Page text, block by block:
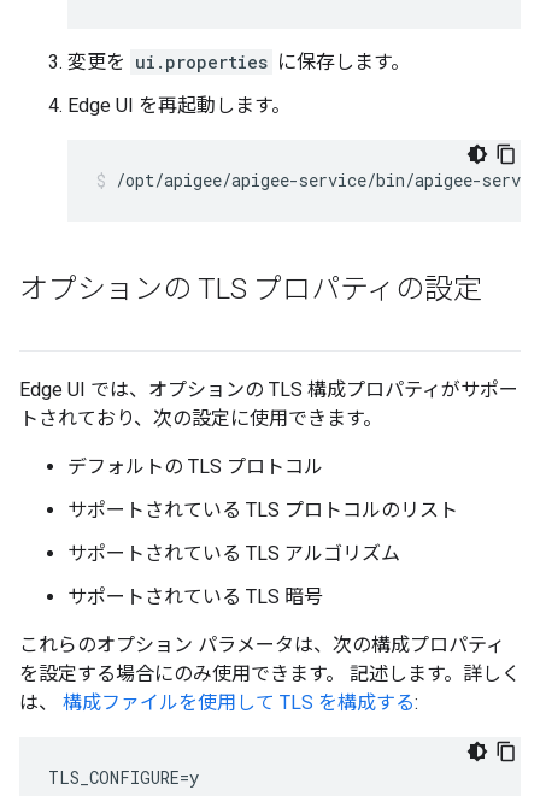
変更を ui.properties に保存します。
Edge UI を再起動します。
/opt/apigee/apigee-service/bin/apigee-
オプションの TLS プロパティの設定
Edge UI では、オプションの TLS 構成プロパティがサポー
トされており、次の設定に使用できます。
デフォルトの TLS プロトコル
サポートされている TLS プロトコルのリスト
サポートされている TLS アルゴリズム
サポートされている TLS 暗号
これらのオプション パラメータは、次の構成プロパティ
を設定する場合にのみ使用できます。 記述します。詳しく
は、
構成ファイルを使用して TLS を構成する:
TLS_CONFIGURE=y